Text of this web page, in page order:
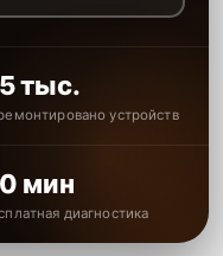
тыс.
устройств
мин
диагностика